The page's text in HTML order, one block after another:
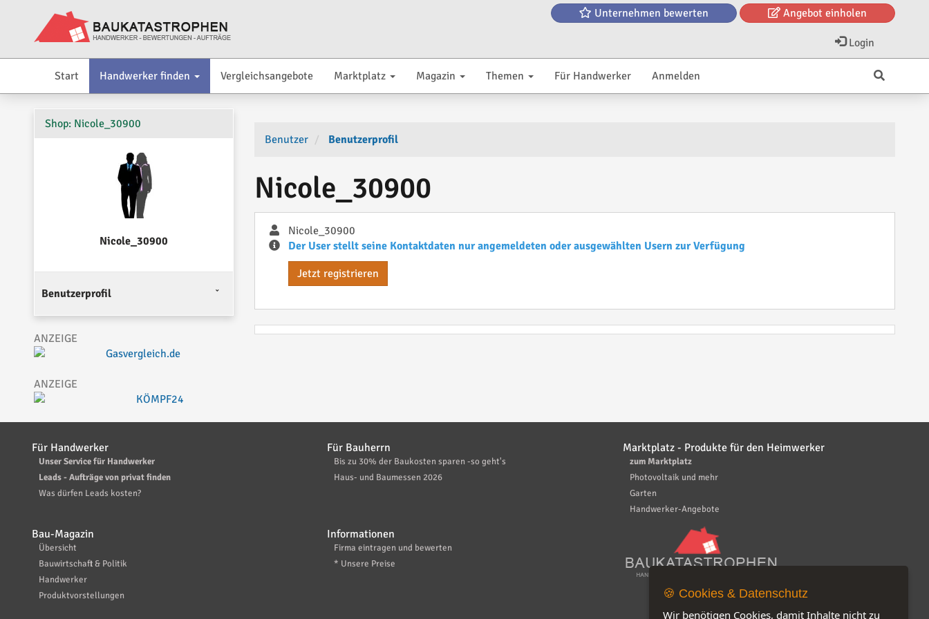
Unternehmen bewerten Angebot einholen
Login
Start Handwerker finden Vergleichsangebote Marktplatz Magazin Themen Für Handwerker Anmelden
Benutzer Benutzerprofil
Nicole_30900
Nicole_30900
Der User stellt seine Kontaktdaten nur angemeldeten oder ausgewählten Usern zur Verfügung
Jetzt registrieren
Shop: Nicole_30900
Nicole_30900
Benutzerprofil
Für Handwerker
Unser Service für Handwerker
Leads - Aufträge von privat finden
Was dürfen Leads kosten?
Für Bauherrn
Bis zu 30% der Baukosten sparen -so geht's
Haus- und Baumessen 2026
Marktplatz - Produkte für den Heimwerker
zum Marktplatz
Photovoltaik und mehr
Garten
Handwerker-Angebote
Bau-Magazin
Übersicht
Bauwirtschaft & Politik
Handwerker
Produktvorstellungen
Informationen
Firma eintragen und bewerten
* Unsere Preise
🍪 Cookies & Datenschutz
Wir benötigen Cookies, damit Inhalte nicht zu